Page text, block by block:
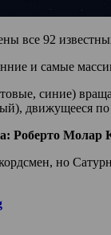
все 92
и самые
синие)
движущееся
Роберто Молар
но